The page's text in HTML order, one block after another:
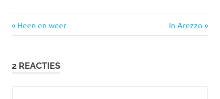
Bericht
Vorige
bericht:
Heen en weer
Volgende
bericht:
In Arezzo
2 REACTIES